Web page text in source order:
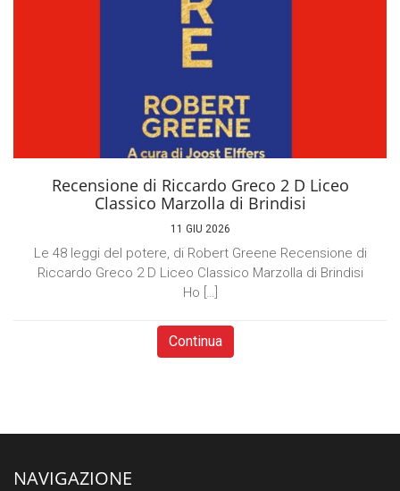
Recensione di Riccardo Greco 2 D Liceo
Classico Marzolla di Brindisi
11 GIU 2026
Le 48 leggi del potere, di Robert Greene Recensione di
Riccardo Greco 2 D Liceo Classico Marzolla di Brindisi
Ho […]
Continua
NAVIGAZIONE